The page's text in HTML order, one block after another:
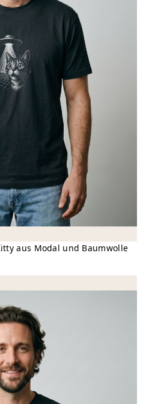
aus Modal und Baumwolle